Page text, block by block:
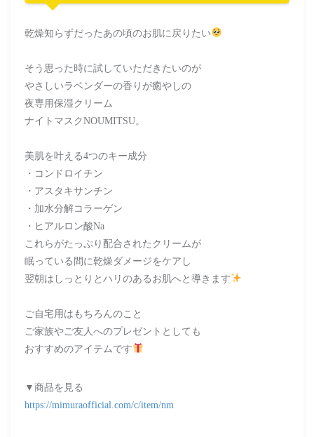
乾燥知らずだったあの頃のお肌に戻りたい
そう思った時に試していただきたいのが
やさしいラベンダーの香りが癒やしの
夜専用保湿クリーム
ナイトマスクNOUMITSU。
美肌を叶える4つのキー成分
・コンドロイチン
・アスタキサンチン
・加水分解コラーゲン
・ヒアルロン酸Na
これらがたっぷり配合されたクリームが
眠っている間に乾燥ダメージをケアし
翌朝はしっとりとハリのあるお肌へと導きます
ご自宅用はもちろんのこと
ご家族やご友人へのプレゼントとしても
おすすめのアイテムです
▼商品を見る
https://mimuraofficial.com/c/item/nm